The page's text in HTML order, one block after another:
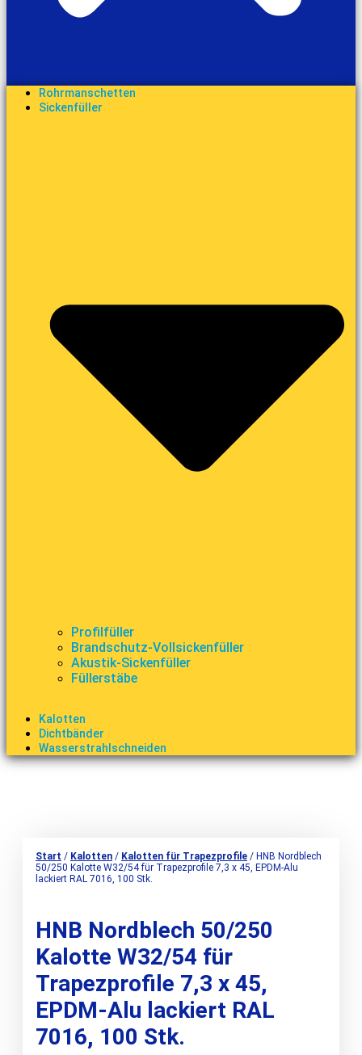
Rohrmanschetten
Sickenfüller
Profilfüller
Brandschutz-Vollsickenfüller
Akustik-Sickenfüller
Füllerstäbe
Kalotten
Dichtbänder
Wasserstrahlschneiden
Start / Kalotten / Kalotten für Trapezprofile / HNB Nordblech
50/250 Kalotte W32/54 für Trapezprofile 7,3 x 45, EPDM-Alu
lackiert RAL 7016, 100 Stk.
HNB Nordblech 50/250
Kalotte W32/54 für
Trapezprofile 7,3 x 45,
EPDM-Alu lackiert RAL
7016, 100 Stk.